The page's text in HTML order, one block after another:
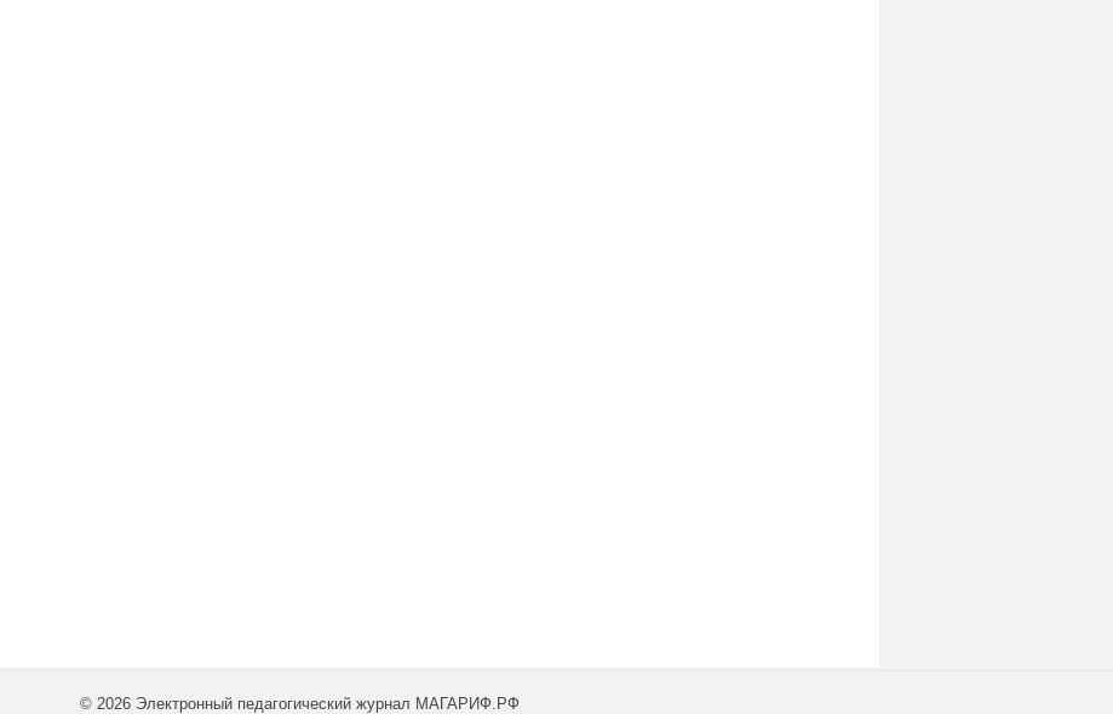
© 2026 Электронный педагогический журнал МАГАРИФ.РФ